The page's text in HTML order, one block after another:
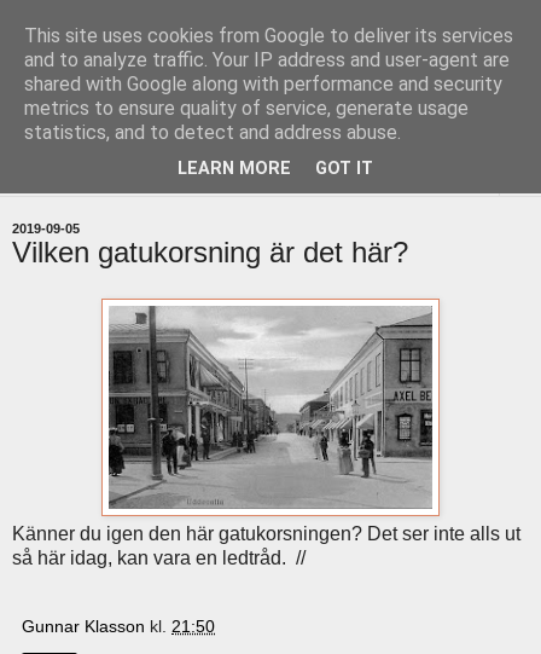
uddevallabloggen.se
med stort och smått från Uddevallas horisont
2019-09-05
Vilken gatukorsning är det här?
Känner du igen den här gatukorsningen? Det ser inte alls ut
så här idag, kan vara en ledtråd. //
Gunnar Klasson kl. 21:50
This site uses cookies from Google to deliver its services
and to analyze traffic. Your IP address and user-agent are
shared with Google along with performance and security
metrics to ensure quality of service, generate usage
statistics, and to detect and address abuse.
LEARN MORE GOT IT